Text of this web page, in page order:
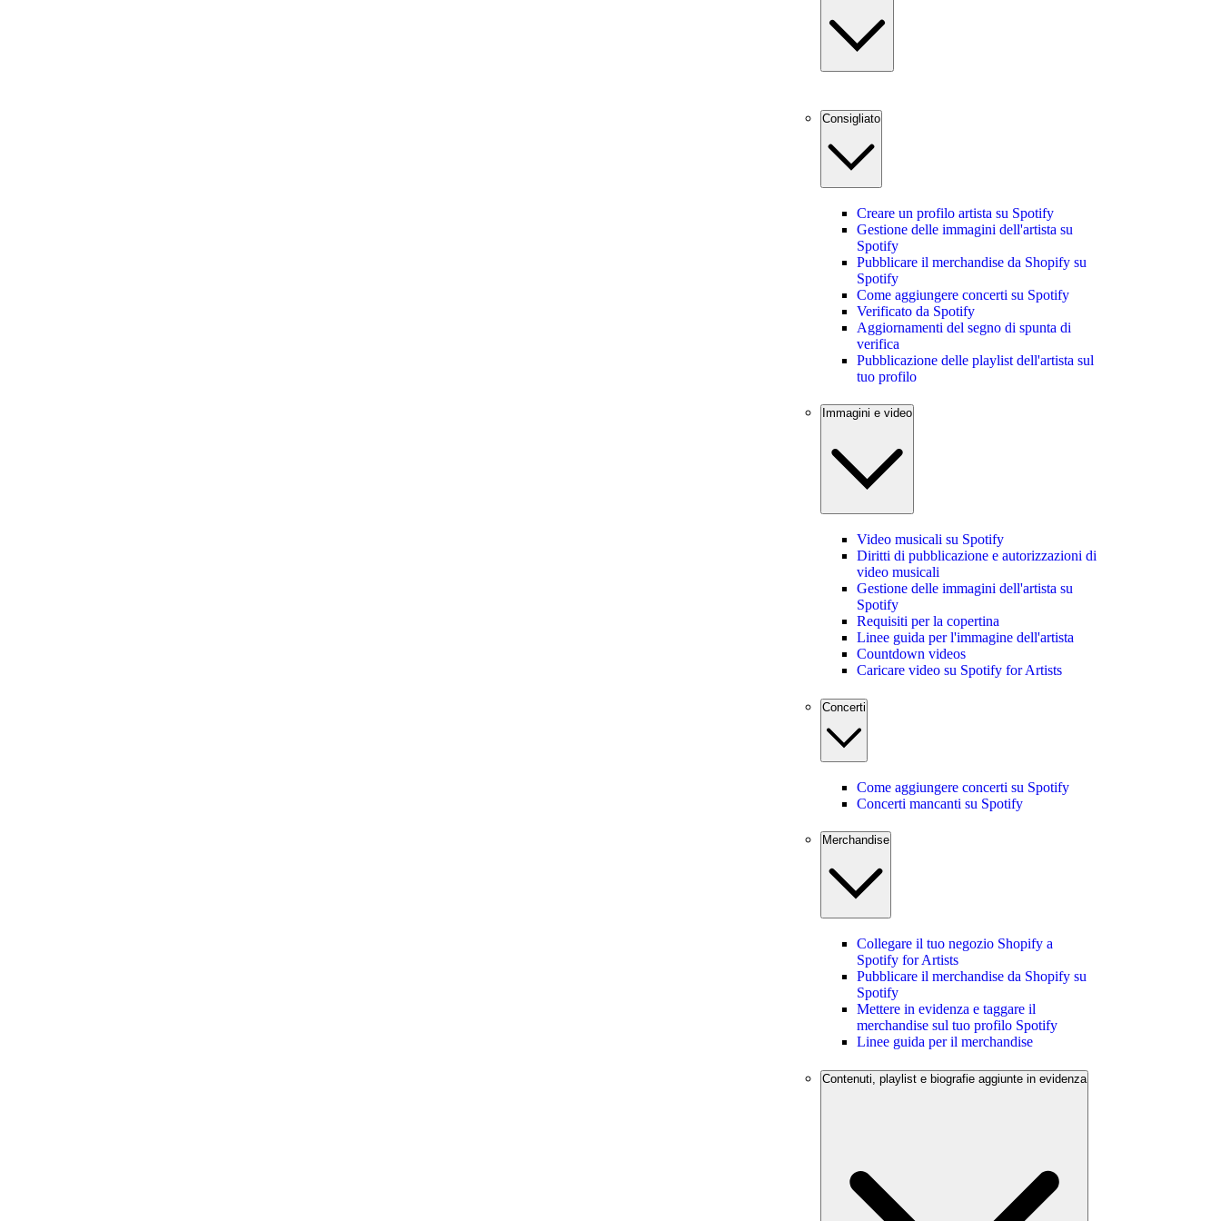
Consigliato
Creare un profilo artista su Spotify
Gestione delle immagini dell'artista su
Spotify
Pubblicare il merchandise da Shopify su
Spotify
Come aggiungere concerti su Spotify
Verificato da Spotify
Aggiornamenti del segno di spunta di
verifica
Pubblicazione delle playlist dell'artista sul
tuo profilo
Immagini e video
Video musicali su Spotify
Diritti di pubblicazione e autorizzazioni di
video musicali
Gestione delle immagini dell'artista su
Spotify
Requisiti per la copertina
Linee guida per l'immagine dell'artista
Countdown videos
Caricare video su Spotify for Artists
Concerti
Come aggiungere concerti su Spotify
Concerti mancanti su Spotify
Merchandise
Collegare il tuo negozio Shopify a
Spotify for Artists
Pubblicare il merchandise da Shopify su
Spotify
Mettere in evidenza e taggare il
merchandise sul tuo profilo Spotify
Linee guida per il merchandise
Contenuti, playlist e biografie aggiunte in evidenza